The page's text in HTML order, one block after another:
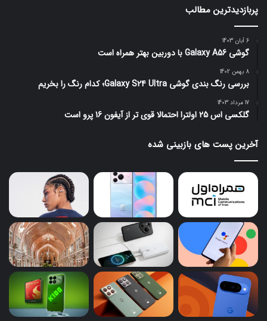
پربازدیدترین مطالب
6 آبان 1403
گوشی Galaxy A56 با دوربین بهتر همراه است
8 بهمن 1402
بررسی رنگ بندی گوشی Galaxy S24 Ultra؛ کدام رنگ را بخریم
17 مرداد 1403
گلکسی اس 25 اولترا احتمالا قوی تر از آیفون 16 پرو است
آخرین پست های بازبینی شده